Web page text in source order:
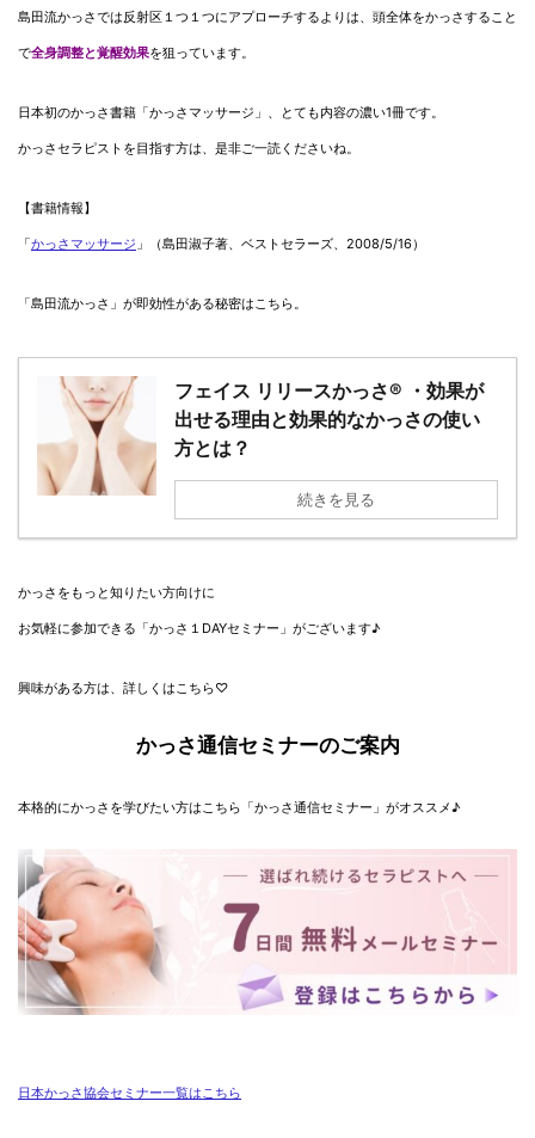
島田流かっさでは反射区１つ１つにアプローチするよりは、頭全体をかっさすること
で全身調整と覚醒効果を狙っています。
日本初のかっさ書籍「かっさマッサージ」、とても内容の濃い1冊です。
かっさセラピストを目指す方は、是非ご一読くださいね。
【書籍情報】
「かっさマッサージ 」（島田淑子著、ベストセラーズ、2008/5/16）
「島田流かっさ」が即効性がある秘密はこちら。
フェイス リリースかっさ® ・効果が
出せる理由と効果的なかっさの使い
方とは？
続きを見る
かっさをもっと知りたい方向けに
お気軽に参加できる「かっさ１DAYセミナー」がございます♪
興味がある方は、詳しくはこちら♡
かっさ通信セミナーのご案内
本格的にかっさを学びたい方はこちら「かっさ通信セミナー」がオススメ♪
日本かっさ協会セミナー一覧はこちら